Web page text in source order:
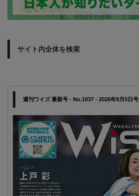
サイト内全体を検索
週刊ワイズ 最新号 - No.1037 - 2026年8月5日号